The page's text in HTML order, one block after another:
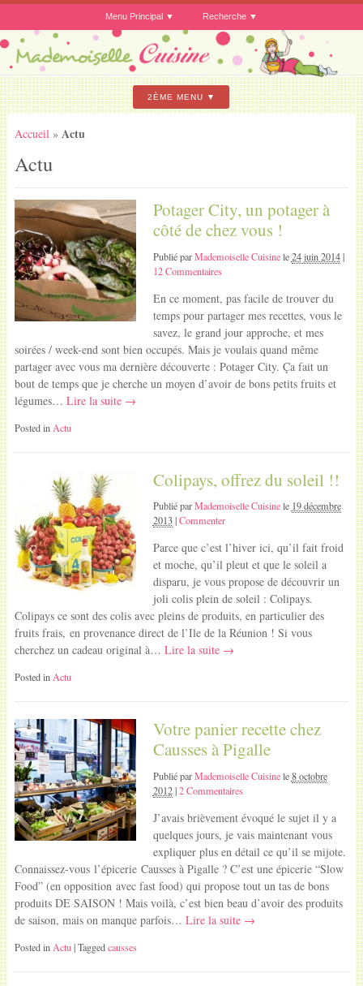
Menu Principal Recherche
2ÈME MENU
Accueil » Actu
Actu
Potager City, un potager à
côté de chez vous !
Publié parMademoiselle Cuisinele24 juin 2014|
12 Commentaires
En ce moment, pas facile de trouver du
temps pour partager mes recettes, vous le
savez, le grand jour approche, et mes
soirées / week-end sont bien occupés. Mais je voulais quand même
partager avec vous ma dernière découverte : Potager City. Ça fait un
bout de temps que je cherche un moyen d’avoir de bons petits fruits et
légumes… Lire la suite →
Posted in Actu
Colipays, offrez du soleil !!
Publié parMademoiselle Cuisinele 19 décembre
2013|Commenter
Parce que c’est l’hiver ici, qu’il fait froid
et moche, qu’il pleut et que le soleil a
disparu, je vous propose de découvrir un
joli colis plein de soleil : Colipays.
Colipays ce sont des colis avec pleins de produits, en particulier des
fruits frais, en provenance direct de l’Ile de la Réunion ! Si vous
cherchez un cadeau original à… Lire la suite →
Posted in Actu
Votre panier recette chez
Causses à Pigalle
Publié parMademoiselle Cuisinele8 octobre
2012|2 Commentaires
J’avais brièvement évoqué le sujet il y a
quelques jours, je vais maintenant vous
expliquer plus en détail ce qu’il se mijote.
Connaissez-vous l’épicerie Causses à Pigalle ? C’est une épicerie “Slow
Food” (en opposition avec fast food) qui propose tout un tas de bons
produits DE SAISON ! Mais voilà, c’est bien beau d’avoir des produits
de saison, mais on manque parfois… Lire la suite →
Posted in Actu | Taggedcausses